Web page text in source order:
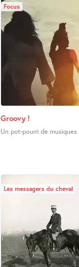
Focus
Groovy !
Un pot-pourri de
Les messagers du cheval